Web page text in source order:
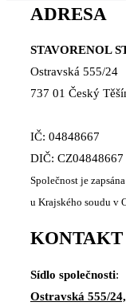
ADRESA
STAVORENOL
Ostravská 555/24
737 01 Český
IČ: 04848667
DIČ: CZ04848667
Společnost je
u Krajského soudu v
KONTAKT
Sídlo společnosti:
Ostravská 555/